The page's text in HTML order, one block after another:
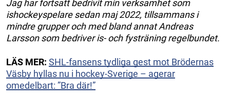
Jag har fortsatt bedrivit min verksamhet som
ishockeyspelare sedan maj 2022, tillsammans i
mindre grupper och med bland annat Andreas
Larsson som bedriver is- och fysträning regelbundet.
LÄS MER: SHL-fansens tydliga gest mot Brödernas
Väsby hyllas nu i hockey-Sverige – agerar
omedelbart: ”Bra där!”